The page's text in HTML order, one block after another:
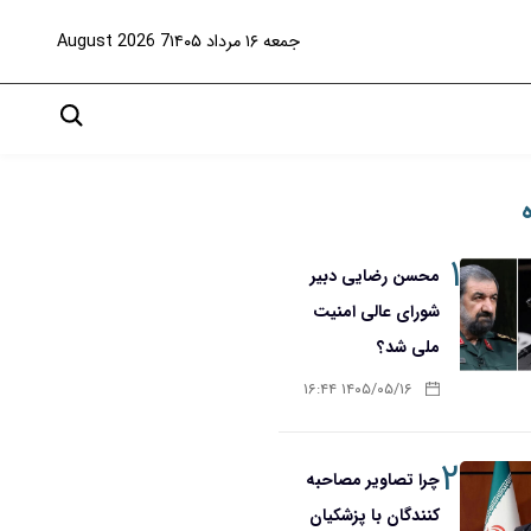
جمعه ۱۶ مرداد ۱۴۰۵ 7 August 2026
۱ محسن رضایی دبیر
شورای عالی امنیت
ملی شد؟
۱۴۰۵/۰۵/۱۶ ۱۶:۴۴
۲چرا تصاویر مصاحبه
کنندگان با پزشکیان